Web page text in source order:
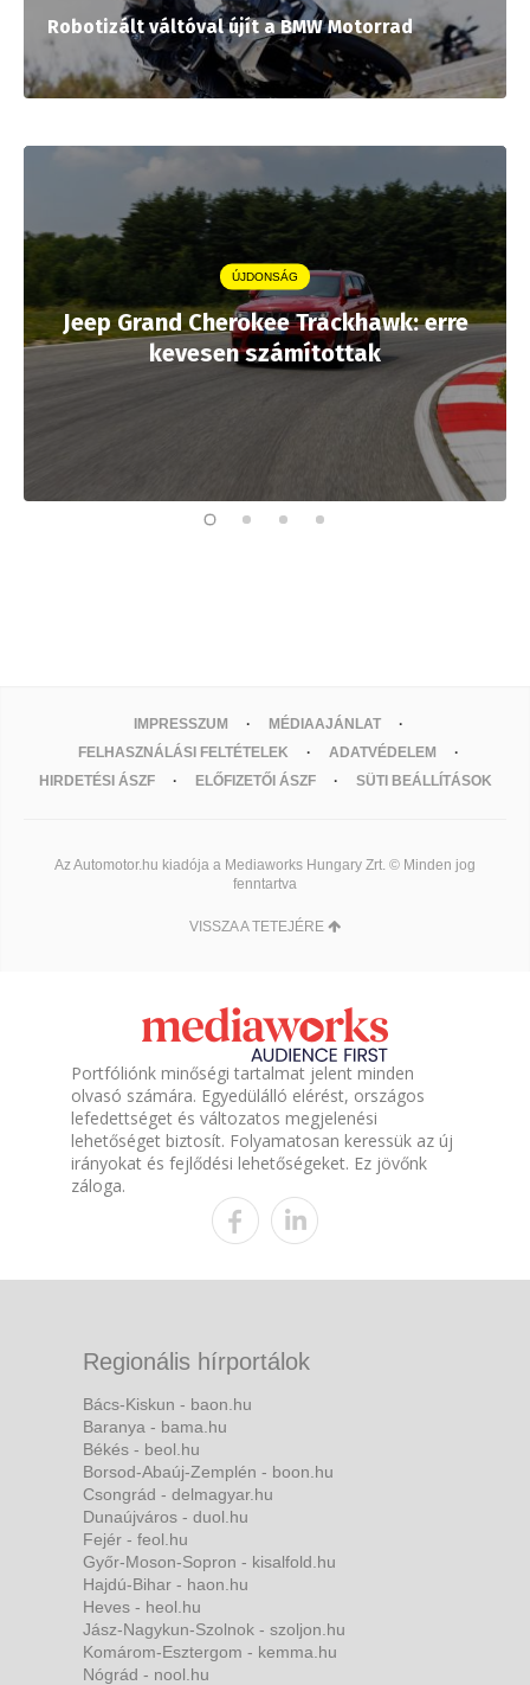
Robotizált váltóval újít a BMW Motorrad
ÚJDONSÁG
Jeep Grand Cherokee Trackhawk: erre
kevesen számítottak
IMPRESSZUM
MÉDIAAJÁNLAT
FELHASZNÁLÁSI FELTÉTELEK
ADATVÉDELEM
HIRDETÉSI ÁSZF
ELŐFIZETŐI ÁSZF SÜTI BEÁLLÍTÁSOK
Az Automotor.hu kiadója a Mediaworks Hungary Zrt. © Minden jog
fenntartva
VISSZA A TETEJÉRE
Portfóliónk minőségi tartalmat jelent minden
olvasó számára. Egyedülálló elérést, országos
lefedettséget és változatos megjelenési
lehetőséget biztosít. Folyamatosan keressük az új
irányokat és fejlődési lehetőségeket. Ez jövőnk
záloga.
Regionális hírportálok
Bács-Kiskun - baon.hu
Baranya - bama.hu
Békés - beol.hu
Borsod-Abaúj-Zemplén - boon.hu
Csongrád - delmagyar.hu
Dunaújváros - duol.hu
Fejér - feol.hu
Győr-Moson-Sopron - kisalfold.hu
Hajdú-Bihar - haon.hu
Heves - heol.hu
Jász-Nagykun-Szolnok - szoljon.hu
Komárom-Esztergom - kemma.hu
Nógrád - nool.hu